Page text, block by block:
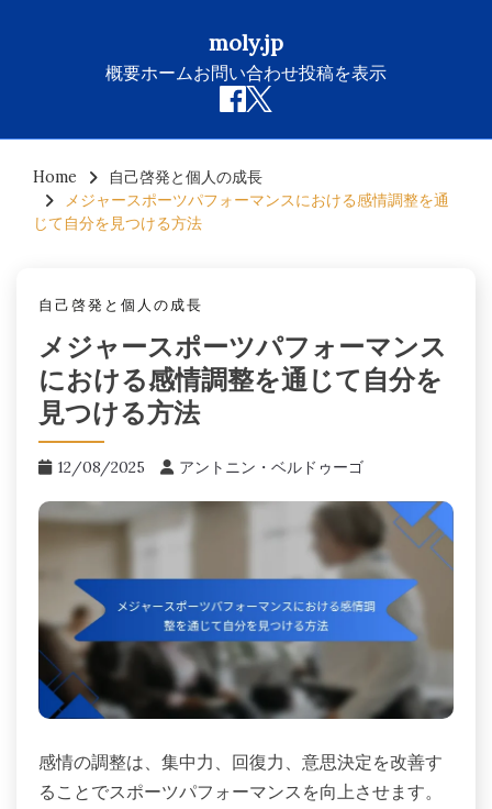
moly.jp
概要ホームお問い合わせ投稿を表示
content
Home
自己啓発と個人の成長
メジャースポーツパフォーマンスにおける感情調整を通
じて自分を見つける方法
自己啓発と個人の成長
メジャースポーツパフォーマンス
における感情調整を通じて自分を
見つける方法
12/08/2025 アントニン・ベルドゥーゴ
感情の調整は、集中力、回復力、意思決定を改善す
ることでスポーツパフォーマンスを向上させます。